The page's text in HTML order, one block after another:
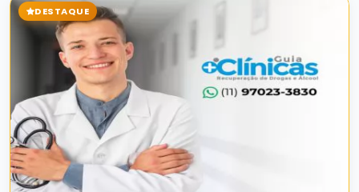
DESTAQUE